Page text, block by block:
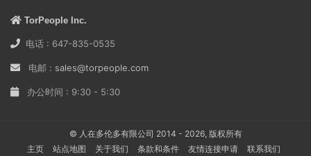
TorPeople Inc.
电话 : 647-835-0535
电邮 : sales@torpeople.com
办公时间 : 9:30 - 5:30
© 人在多伦多有限公司 2014 - 2026, 版权所有
主页
站点地图 关于我们 条款和条件 友情连接申请 联系我们